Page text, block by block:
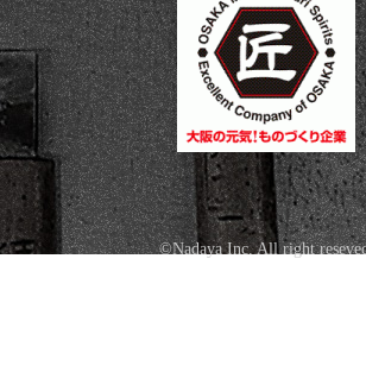
©Nadaya Inc. All right